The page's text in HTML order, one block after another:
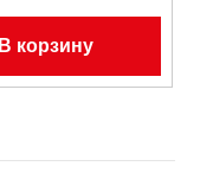
В корзину